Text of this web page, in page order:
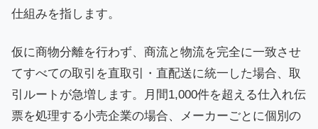
仕組みを指します。
仮に商物分離を行わず、商流と物流を完全に一致させ
てすべての取引を直取引・直配送に統一した場合、取
引ルートが急増します。月間1,000件を超える仕入れ伝
票を処理する小売企業の場合、メーカーごとに個別の